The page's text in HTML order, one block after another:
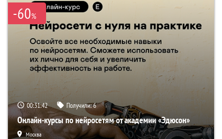
-60%
00:31:41 Получили:6
Онлайн-курсы по нейросетям от академии «Эдюсон»
Москва